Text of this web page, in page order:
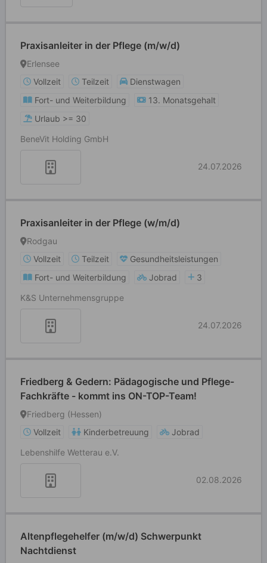
Praxisanleiter in der Pflege (m/w/d)
Erlensee
Vollzeit
Teilzeit
Dienstwagen
Fort- und Weiterbildung
13. Monatsgehalt
Urlaub >= 30
BeneVit Holding GmbH
24.07.2026
Praxisanleiter in der Pflege (w/m/d)
Rodgau
Vollzeit
Teilzeit
Gesundheitsleistungen
Fort- und Weiterbildung
Jobrad
3
K&S Unternehmensgruppe
24.07.2026
Friedberg & Gedern: Pädagogische und Pflege-
Fachkräfte - kommt ins ON-TOP-Team!
Friedberg (Hessen)
Vollzeit
Kinderbetreuung
Jobrad
Lebenshilfe Wetterau e.V.
02.08.2026
Altenpflegehelfer (m/w/d) Schwerpunkt
Nachtdienst